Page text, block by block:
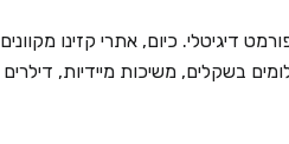
דיגיטלי. כיום, אתרי קזינו מקוונים
בשקלים, משיכות מיידיות, דילרים